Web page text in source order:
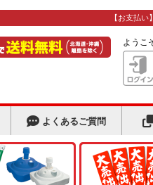
【お支払
ようこ
よくあるご質問